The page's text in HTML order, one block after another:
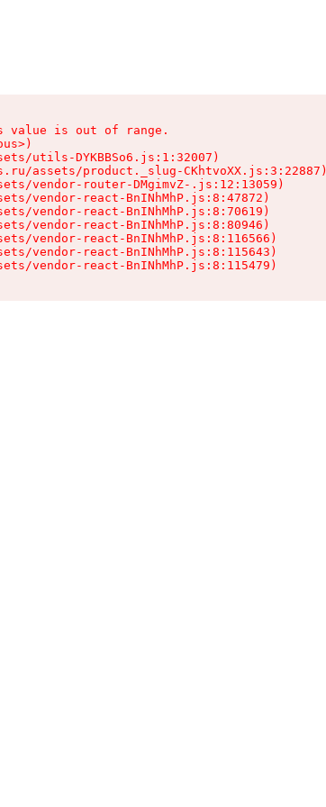
value is out of range.
utils-DYKBBSo6.js:1:32007)
assets/product._slug-CKhtvoXX.js:3:22887)
vendor-router-DMgimvZ-.js:12:13059)
vendor-react-BnINhMhP.js:8:47872)
vendor-react-BnINhMhP.js:8:70619)
vendor-react-BnINhMhP.js:8:80946)
vendor-react-BnINhMhP.js:8:116566)
vendor-react-BnINhMhP.js:8:115643)
vendor-react-BnINhMhP.js:8:115479)